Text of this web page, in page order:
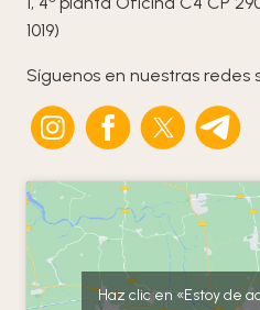
1019)
Síguenos en nuestras redes
Haz clic en «Estoy de